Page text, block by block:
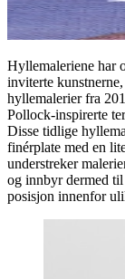
Hyllemaleriene har
inviterte
hyllemalerier fra
Pollock-inspirerte
Disse tidlige
finérplate med en
understreker
og innbyr dermed
posisjon innenfor